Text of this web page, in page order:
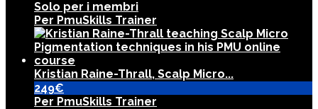
Solo per i membri
Per PmuSkills Trainer
Kristian Raine-Thrall, Scalp Micro...
249€
Per PmuSkills Trainer